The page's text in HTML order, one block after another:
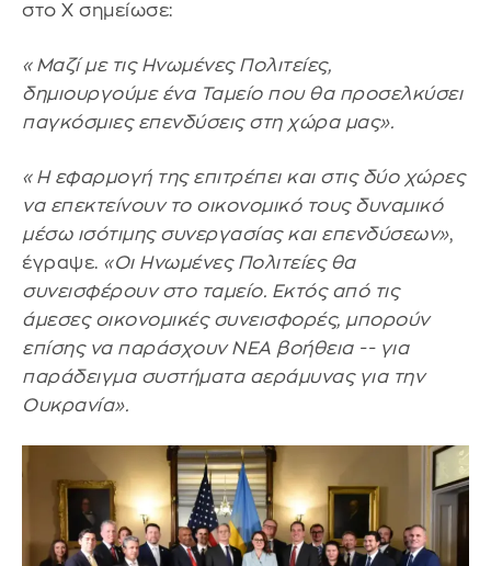
στο Χ σημείωσε:
«Μαζί με τις Ηνωμένες Πολιτείες,
δημιουργούμε ένα Ταμείο που θα προσελκύσει
παγκόσμιες επενδύσεις στη χώρα μας».
«Η εφαρμογή της επιτρέπει και στις δύο χώρες
να επεκτείνουν το οικονομικό τους δυναμικό
μέσω ισότιμης συνεργασίας και επενδύσεων»,
έγραψε. «Οι Ηνωμένες Πολιτείες θα
συνεισφέρουν στο ταμείο. Εκτός από τις
άμεσες οικονομικές συνεισφορές, μπορούν
επίσης να παράσχουν ΝΕΑ βοήθεια -- για
παράδειγμα συστήματα αεράμυνας για την
Ουκρανία».